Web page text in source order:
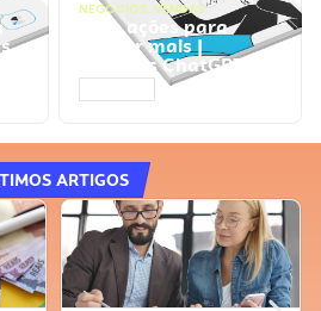
NEGÓCIOS, VENDAS
Faça ações para
vender mais |
Prompts ChatGPT
ARTIGOS